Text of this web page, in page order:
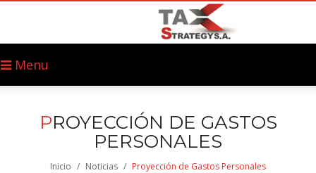
Menu
PROYECCIÓN DE GASTOS
PERSONALES
Inicio / Noticias / Proyección de Gastos Personales